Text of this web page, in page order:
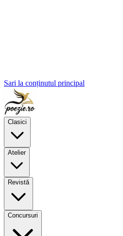
Sari la conținutul principal
Clasici
Atelier
Revistă
Concursuri